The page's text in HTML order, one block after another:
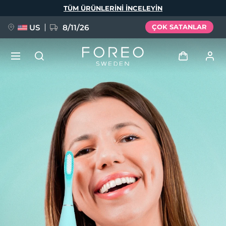
TÜM ÜRÜNLERINI INCELEYIN
US 8/11/26 ÇOK SATANLAR
Kullanici profi̇li̇
Cihazlarım
Siparişlerim
Adresim
Aboneliklerim
FAQ™ Pure Beauty-Tech Elixir
BREAKING NEWS
issa™ Teeth Whitening Set
Dil Seçimi
Deutsch
Español
Français
Italiano
Português
Svenska
Русский
简体中文 繁體中文